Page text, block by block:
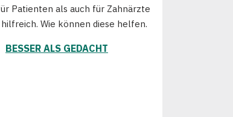
Patienten als auch für Zahnärzte
Wie können diese helfen.
BESSER ALS GEDACHT